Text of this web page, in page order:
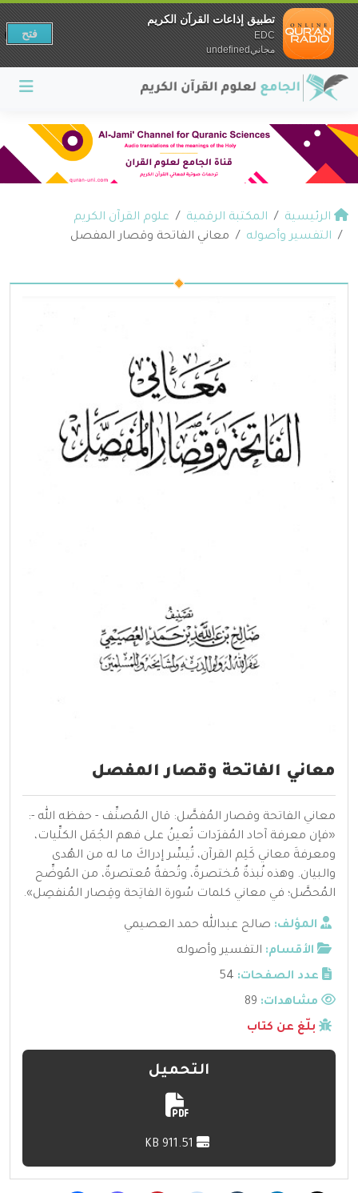
الرئيسية المكتبة الرقمية
علوم القرآن الكريم
التفسير وأصوله
معاني الفاتحة وقصار المفصل
معاني الفاتحة وقصار المفصل
معاني الفاتحة وقصار المُفصَّل: قال المُصنِّف - حفظه الله -:
«فإن معرفة آحاد المُفرَدات تُعينُ على فهم الجُمَل الكلِّيات،
ومعرفةَ معاني كَلِم القرآن، تُيسِّر إدراكَ ما له من الهُدى
والبيان. وهذه نُبذةٌ مُختصرةٌ، وتُحفةٌ مُعتصرةٌ، من المُوضِّح
المُحصَّل؛ في معاني كلمات سُورة الفاتِحة وقِصار المُنفصِل».
المؤلف: صالح عبدالله حمد العصيمي
الأقسام: التفسير وأصوله
عدد الصفحات: 54
مشاهدات:
بلّغ عن كتاب
التحميل
تطبيق إذاعات القرآن الكريم
EDC
مجانيundefined
فتح